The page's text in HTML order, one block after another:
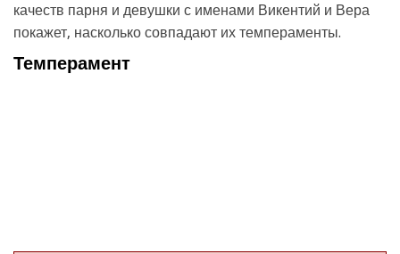
качеств парня и девушки с именами Викентий и Вера
покажет, насколько совпадают их темпераменты.
Темперамент